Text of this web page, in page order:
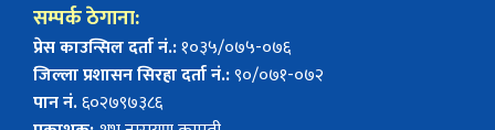
सम्पर्क ठेगाना:
प्रेस काउन्सिल दर्ता नं.:१०३५/०७५-०७६
जिल्ला प्रशासन सिरहा दर्ता नं.:९०/०७१-०७२
पान नं.६०२७९७३८६